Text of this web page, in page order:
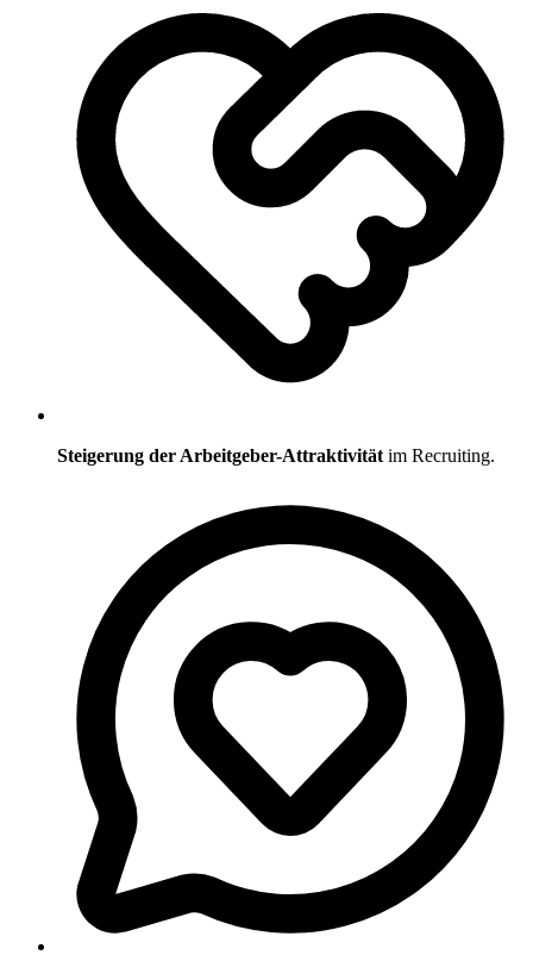
Steigerung der Arbeitgeber-Attraktivität im Recruiting.